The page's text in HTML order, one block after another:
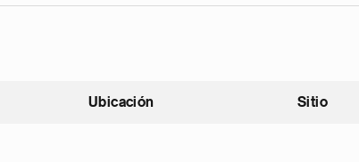
Ubicación Sitio